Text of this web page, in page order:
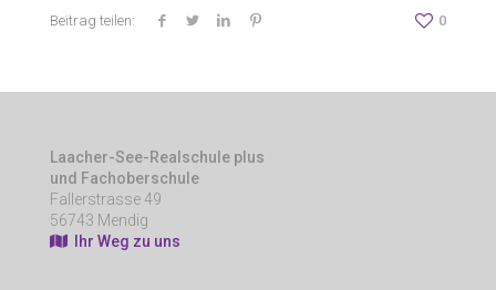
Beitrag teilen: 0
Laacher-See-Realschule plus
und Fachoberschule
Fallerstrasse 49
56743 Mendig
Ihr Weg zu uns